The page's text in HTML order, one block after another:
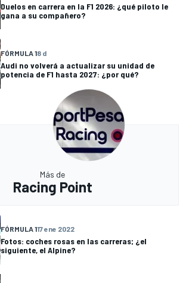
Duelos en carrera en la F1 2026: ¿qué piloto le
gana a su compañero?
FÓRMULA 18 d
Audi no volverá a actualizar su unidad de
potencia de F1 hasta 2027: ¿por qué?
Más de
Racing Point
FÓRMULA 117 ene 2022
Fotos: coches rosas en las carreras; ¿el
siguiente, el Alpine?